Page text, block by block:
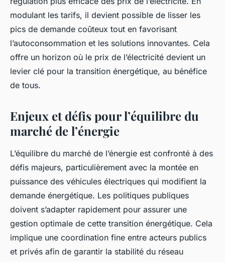
modulant les tarifs, il devient possible de lisser les
pics de demande coûteux tout en favorisant
l’autoconsommation et les solutions innovantes. Cela
offre un horizon où le prix de l’électricité devient un
levier clé pour la transition énergétique, au bénéfice
de tous.
Enjeux et défis pour l’équilibre du
marché de l’énergie
L’équilibre du marché de l’énergie est confronté à des
défis majeurs, particulièrement avec la montée en
puissance des véhicules électriques qui modifient la
demande énergétique. Les politiques publiques
doivent s’adapter rapidement pour assurer une
gestion optimale de cette transition énergétique. Cela
implique une coordination fine entre acteurs publics
et privés afin de garantir la stabilité du réseau